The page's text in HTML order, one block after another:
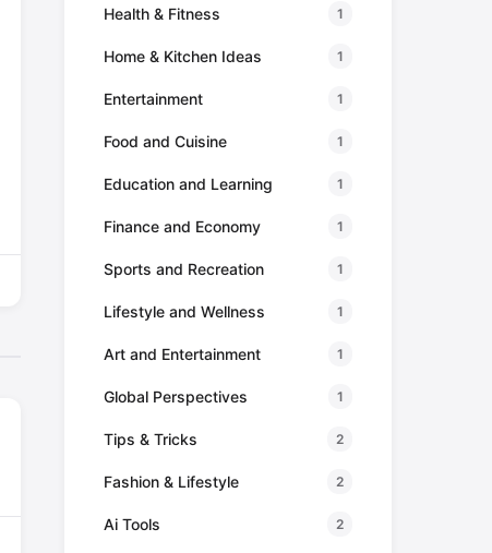
Health & Fitness 1
Home & Kitchen Ideas 1
Entertainment 1
Food and Cuisine 1
Education and Learning 1
Finance and Economy 1
Sports and Recreation 1
Lifestyle and Wellness 1
Art and Entertainment 1
Global Perspectives 1
Tips & Tricks 2
Fashion & Lifestyle 2
Ai Tools 2